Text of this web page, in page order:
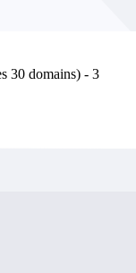
30 domains) - 3